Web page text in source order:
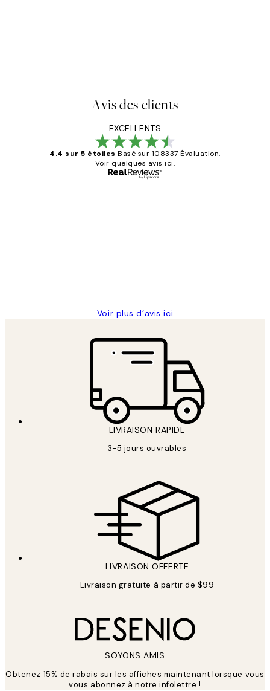
Avis des clients
EXCELLENTS
4.4 sur 5 étoiles Basé sur 108337 Évaluation.
Voir quelques avis ici.
Voir plus d’avis ici
LIVRAISON RAPIDE
3-5 jours ouvrables
LIVRAISON OFFERTE
Livraison gratuite à partir de $99
SOYONS AMIS
Obtenez 15% de rabais sur les affiches maintenant lorsque vous
vous abonnez à notre infolettre !